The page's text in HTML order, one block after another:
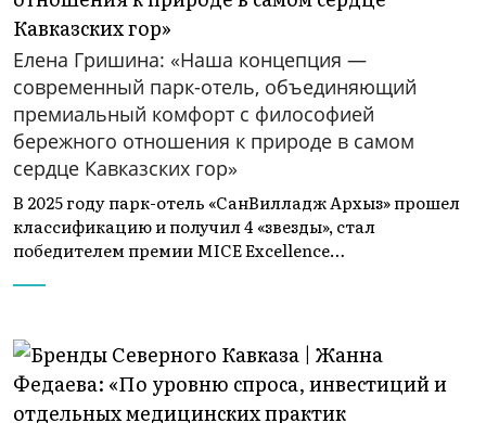
Елена Гришина: «Наша концепция —
современный парк-отель, объединяющий
премиальный комфорт с философией
бережного отношения к природе в самом
сердце Кавказских гор»
В 2025 году парк-отель «СанВилладж Архыз» прошел
классификацию и получил 4 «звезды», стал
победителем премии MICE Excellence…